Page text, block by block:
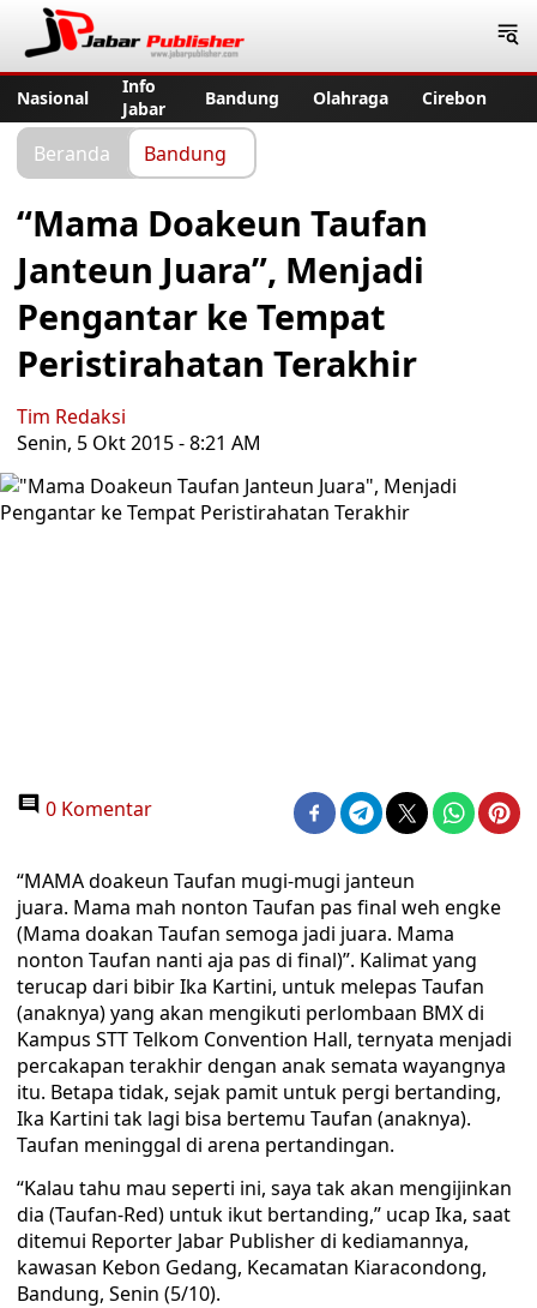
Nasional
Info
Jabar
Bandung Olahraga Cirebon
Beranda Bandung
“Mama Doakeun Taufan
Janteun Juara”, Menjadi
Pengantar ke Tempat
Peristirahatan Terakhir
Tim Redaksi
Senin, 5 Okt 2015 - 8:21 AM
0 Komentar
“MAMA doakeun Taufan mugi-mugi janteun
juara. Mama mah nonton Taufan pas final weh engke
(Mama doakan Taufan semoga jadi juara. Mama
nonton Taufan nanti aja pas di final)”. Kalimat yang
terucap dari bibir Ika Kartini, untuk melepas Taufan
(anaknya) yang akan mengikuti perlombaan BMX di
Kampus STT Telkom Convention Hall, ternyata menjadi
percakapan terakhir dengan anak semata wayangnya
itu. Betapa tidak, sejak pamit untuk pergi bertanding,
Ika Kartini tak lagi bisa bertemu Taufan (anaknya).
Taufan meninggal di arena pertandingan.
“Kalau tahu mau seperti ini, saya tak akan mengijinkan
dia (Taufan-Red) untuk ikut bertanding,” ucap Ika, saat
ditemui Reporter Jabar Publisher di kediamannya,
kawasan Kebon Gedang, Kecamatan Kiaracondong,
Bandung, Senin (5/10).